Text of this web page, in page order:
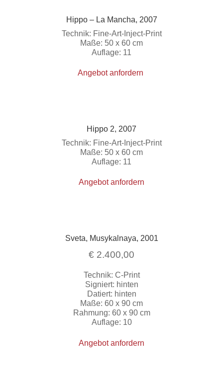
Hippo – La Mancha, 2007
Technik: Fine-Art-Inject-Print
Maße: 50 x 60 cm
Auflage: 11
Angebot anfordern
Hippo 2, 2007
Technik: Fine-Art-Inject-Print
Maße: 50 x 60 cm
Auflage: 11
Angebot anfordern
Sveta, Musykalnaya, 2001
€ 2.400,00
Technik: C-Print
Signiert: hinten
Datiert: hinten
Maße: 60 x 90 cm
Rahmung: 60 x 90 cm
Auflage: 10
Angebot anfordern